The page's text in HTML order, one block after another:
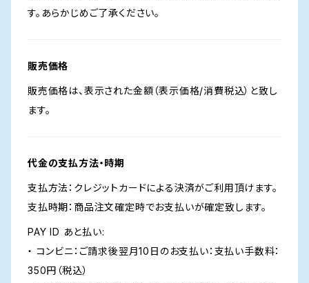
す。あらかじめご了承ください。
販売価格
販売価格は、表示された金額（表示価格/消費税込）と致し
ます。
代金の支払方法・時期
支払方法：クレジットカードによる決済がご利用頂けます。
支払時期：商品注文確定時でお支払いが確定致します。
PAY ID あと払い:
・ コンビニ：ご請求後翌月10日のお支払い：支払い手数料：
350円（税込）